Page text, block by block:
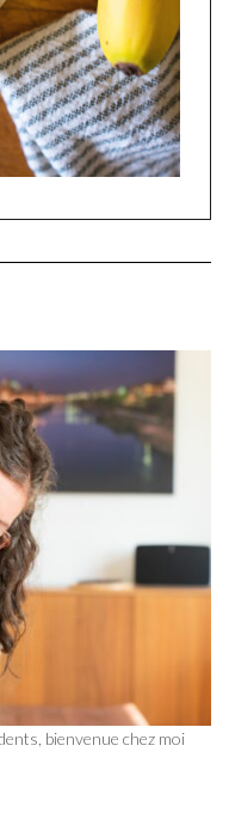
bienvenue chez moi